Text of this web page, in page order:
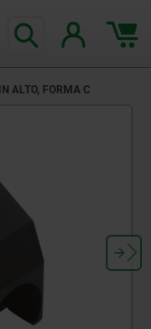
ALTO, FORMA C